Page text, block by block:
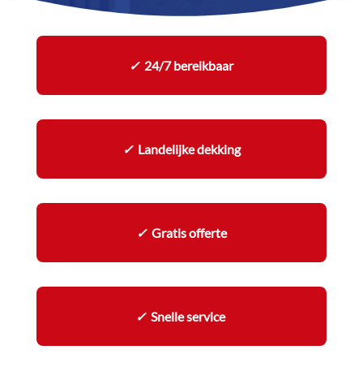
✓24/7 bereikbaar
✓ Landelijke dekking
✓Gratis offerte
✓Snelle service